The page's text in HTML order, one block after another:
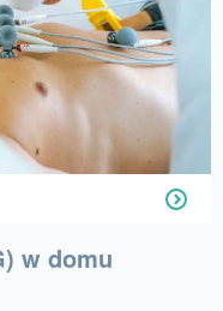
w domu